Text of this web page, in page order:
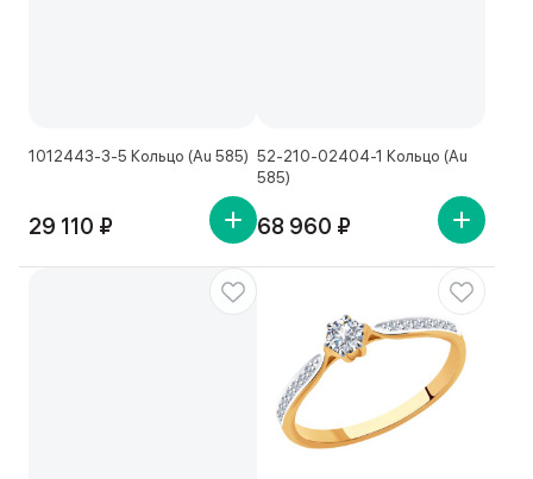
1012443-3-5 Кольцо (Au 585)
29 110 ₽
52-210-02404-1 Кольцо (Au
585)
68 960 ₽